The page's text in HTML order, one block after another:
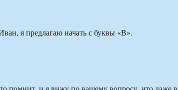
я предлагаю начать с буквы «В».